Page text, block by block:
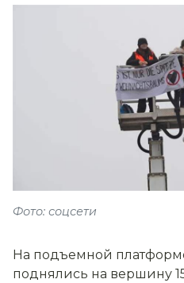
Фото: соцсети
На подъемной
поднялись на вершину